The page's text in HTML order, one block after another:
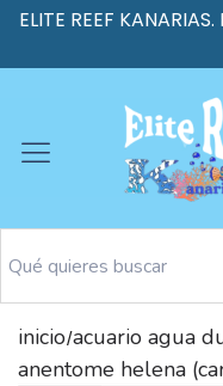
ELITE REEF
inicio/acuario agua
anentome helena